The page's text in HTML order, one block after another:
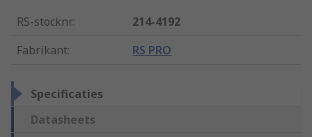
RS-stocknr.:
214-4192
Fabrikant: RS PRO
Specificaties
Datasheets